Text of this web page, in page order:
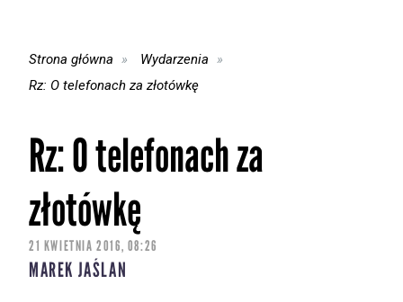
Strona główna
Wydarzenia
Rz: O telefonach za złotówkę
Rz: O telefonach za
złotówkę
21 KWIETNIA 2016, 08:26
MAREK JAŚLAN